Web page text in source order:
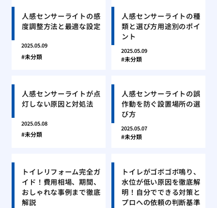
人感センサーライトの感
度調整方法と最適な設定
2025.05.09
未分類
人感センサーライトの種
類と選び方用途別のポイ
ント
2025.05.09
未分類
人感センサーライトが点
灯しない原因と対処法
2025.05.08
未分類
人感センサーライトの誤
作動を防ぐ設置場所の選
び方
2025.05.07
未分類
トイレリフォーム完全ガ
イド！費用相場、期間、
おしゃれな事例まで徹底
解説
トイレがゴボゴボ鳴り、
水位が低い原因を徹底解
明！自分でできる対策と
プロへの依頼の判断基準